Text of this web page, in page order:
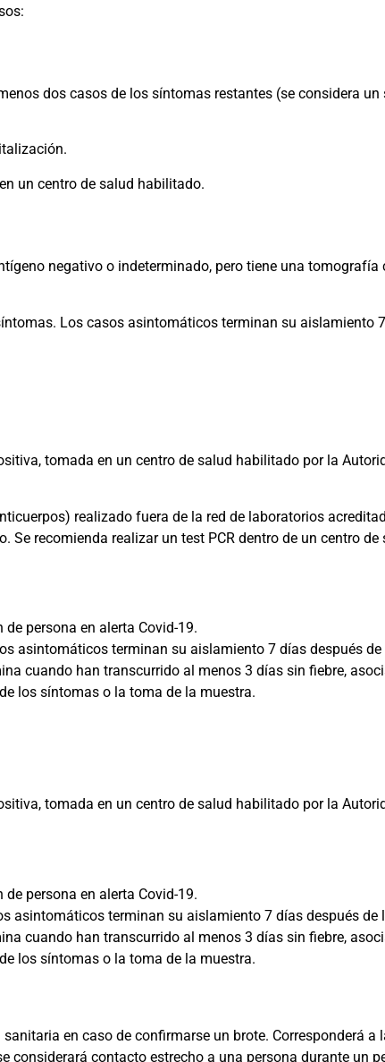
dos casos de los síntomas restantes (se considera un
un centro de salud habilitado.
negativo o indeterminado, pero tiene una
Los casos asintomáticos terminan su aislamiento
tomada en un centro de salud habilitado por la
realizado fuera de la red de laboratorios
recomienda realizar un test PCR dentro de un centro de
persona en alerta Covid-19.
asintomáticos terminan su aislamiento 7 días después
cuando han transcurrido al menos 3 días sin fiebre,
los síntomas o la toma de la muestra.
tomada en un centro de salud habilitado por la
persona en alerta Covid-19.
asintomáticos terminan su aislamiento 7 días después de
cuando han transcurrido al menos 3 días sin fiebre,
los síntomas o la toma de la muestra.
en caso de confirmarse un brote. Corresponderá a
contacto estrecho a una persona durante un